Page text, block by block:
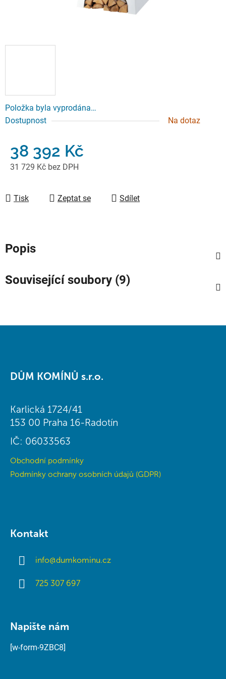
Položka byla vyprodána…
Dostupnost
Na dotaz
38 392 Kč
31 729 Kč bez DPH
Tisk
Zeptat se Sdílet
Popis
Související soubory (9)
DŮM KOMÍNŮ s.r.o.
Karlická 1724/41
153 00 Praha 16-Radotín
IČ: 06033563
Obchodní podmínky
Podmínky ochrany osobních údajů (GDPR)
Kontakt
info@dumkominu.cz
725 307 697
Napište nám
[w-form-9ZBC8]